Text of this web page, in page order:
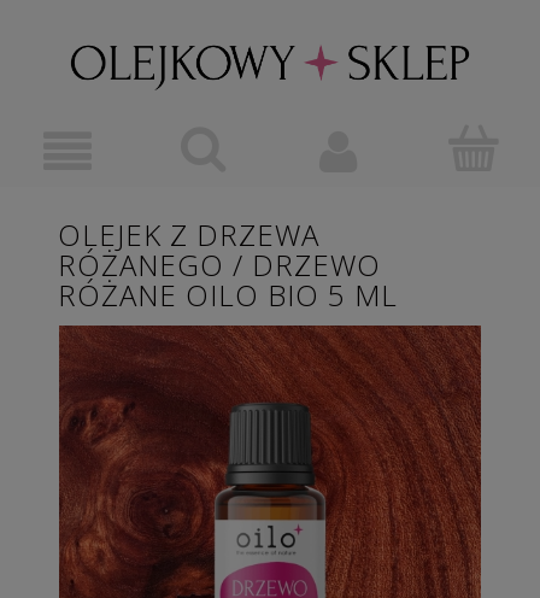
OLEJEK Z DRZEWA
RÓŻANEGO / DRZEWO
RÓŻANE OILO BIO 5 ML